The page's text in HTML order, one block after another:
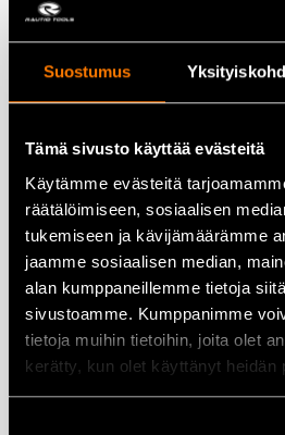
Suostumus
Tämä sivusto käyttää evästeitä
Käytämme evästeitä
räätälöimiseen, sosiaalisen
tukemiseen ja kävijämäärämme
jaamme sosiaalisen median,
alan kumppaneillemme tietoja
sivustoamme. Kumppanimme
tietoja muihin tietoihin, joita olet
kerätty, kun olet käyttänyt heidän
Nemesis2 10×215 mm
14,20
Makita D-15942
Lasiporanterä 4mm
6,60€
Lisää ostoskoriin